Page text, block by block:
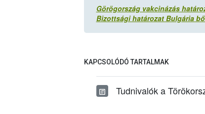
Görögország vakcinázás
Bizottsági határozat Bulgária
KAPCSOLÓDÓ TARTALMAK
Tudnivalók a